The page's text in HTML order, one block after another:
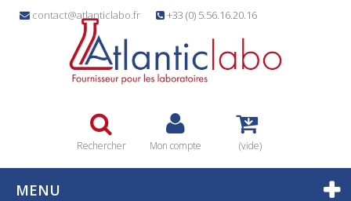
contact@atlanticlabo.fr +33 (0) 5.56.16.20.16
Rechercher Mon compte (vide)
MENU